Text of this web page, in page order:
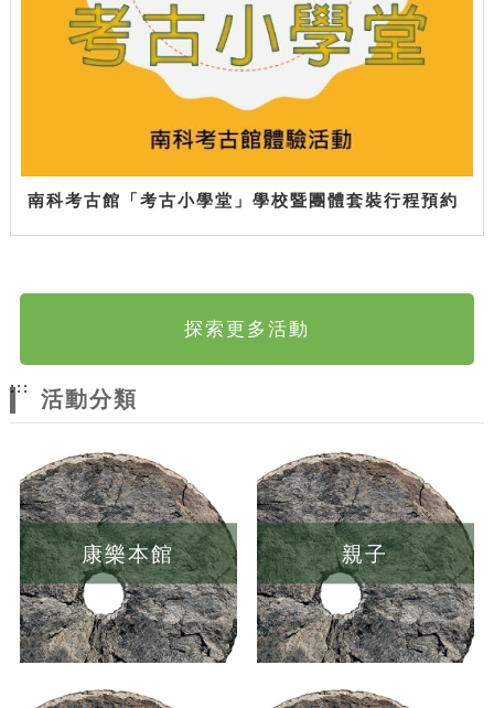
南科考古館「考古小學堂」學校暨團體套裝行程預約
探索更多活動
:::
活動分類
康樂本館 親子